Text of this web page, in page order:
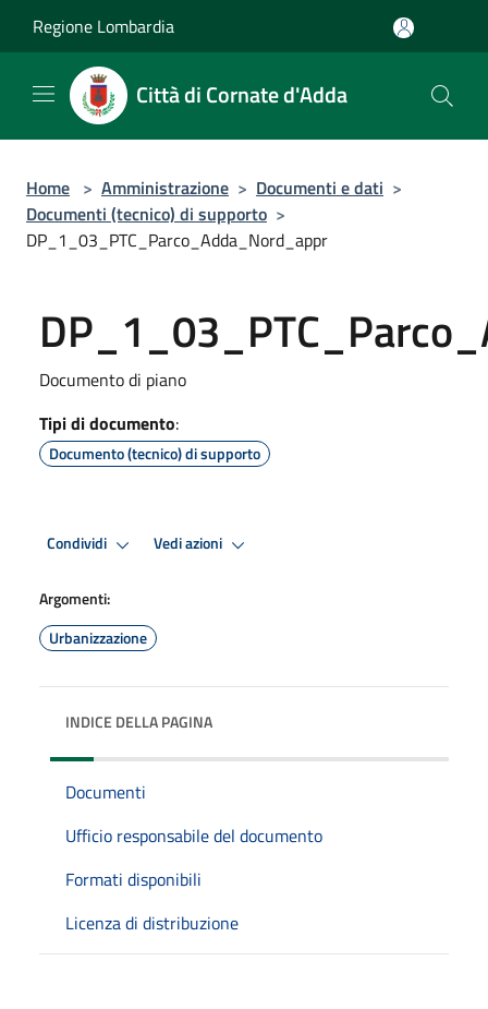
Regione Lombardia
Città di Cornate d'Adda
Home > Amministrazione > Documenti e dati >
Documenti (tecnico) di supporto >
DP_1_03_PTC_Parco_Adda_Nord_appr
Documento di piano
Tipi di documento:
Documento (tecnico) di supporto
Condividi Vedi azioni
Argomenti:
Urbanizzazione
INDICE DELLA PAGINA
Documenti
Ufficio responsabile del documento
Formati disponibili
Licenza di distribuzione